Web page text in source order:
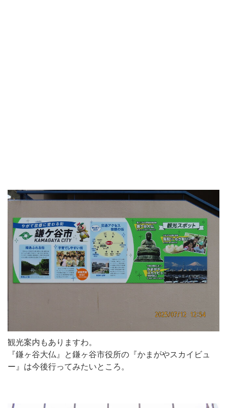
観光案内もありますわ。
『鎌ヶ谷大仏』と鎌ヶ谷市役所の『かまがやスカイビュ
ー』は今後行ってみたいところ。